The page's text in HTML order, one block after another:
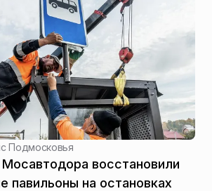
Подмосковья
восстановили
павильоны на остановках